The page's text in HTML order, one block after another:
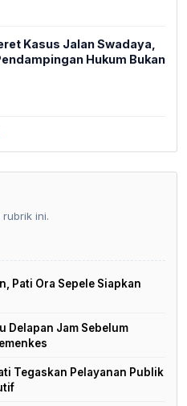
Kasus Jalan Swadaya,
Hukum Bukan
ini.
Pati Ora Sepele Siapkan
Delapan Jam Sebelum
Tegaskan Pelayanan Publik